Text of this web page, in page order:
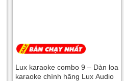
Lux karaoke combo 9 – Dàn loa
karaoke chính hãng Lux Audio